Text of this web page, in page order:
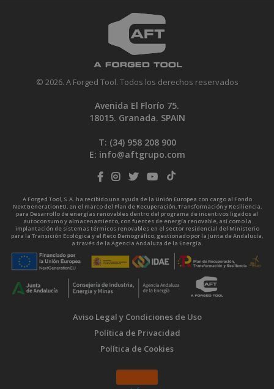
© 2026. A Forged Tool. Todos los derechos reservados
Avenida El Florío 75.
18015. Granada. SPAIN
T: (34) 958 208 900
E: info@aftgrupo.com
A Forged Tool, S.A. ha recibido una ayuda de la Unión Europea con cargo al Fondo
NextGenerationEU, en el marco del Plan de Recuperación, Transformación y Resiliencia,
para Desarrollo de energías renovables dentro del programa de incentivos ligados al
autoconsumo y almacenamiento, con fuentes de energía renovable, así como la
implantación de sistemas térmicos renovables en el sector residencial del Ministerio
para la Transición Ecológica y el Reto Demográfico, gestionado por la Junta de Andalucía,
a través de la Agencia Andaluza de la Energía.
Aviso Legal y Condiciones de Uso
Política de Privacidad
Política de Cookies